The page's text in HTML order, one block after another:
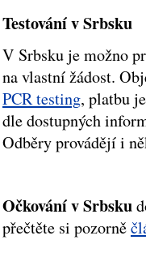
Testování v Srbsku
V Srbsku je možno
na vlastní žádost.
PCR testing, platbu
dle dostupných
Odběry provádějí i
Očkování v Srbsku
přečtěte si pozorně